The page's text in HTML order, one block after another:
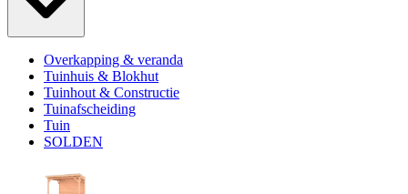
Overkapping & veranda
Tuinhuis & Blokhut
Tuinhout & Constructie
Tuinafscheiding
Tuin
SOLDEN